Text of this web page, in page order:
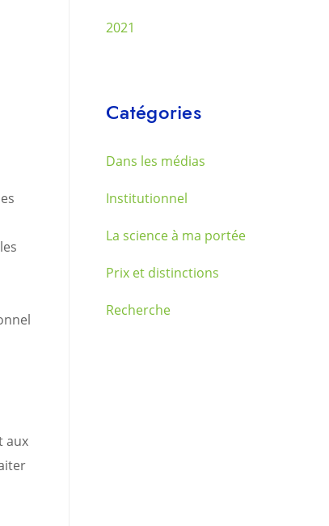
aux
2021
Catégories
Dans les médias
Institutionnel
La science à ma portée
Prix et distinctions
Recherche